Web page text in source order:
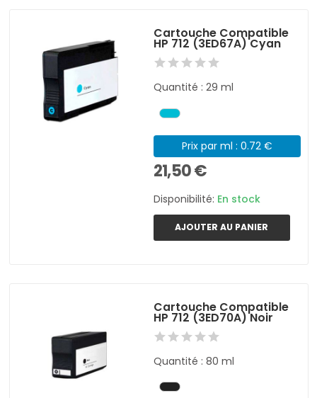
Cartouche Compatible
HP 712 (3ED67A) Cyan
Quantité : 29 ml
Prix par ml : 0.72 €
21,50 €
Disponibilité: En stock
AJOUTER AU PANIER
Cartouche Compatible
HP 712 (3ED70A) Noir
Quantité : 80 ml